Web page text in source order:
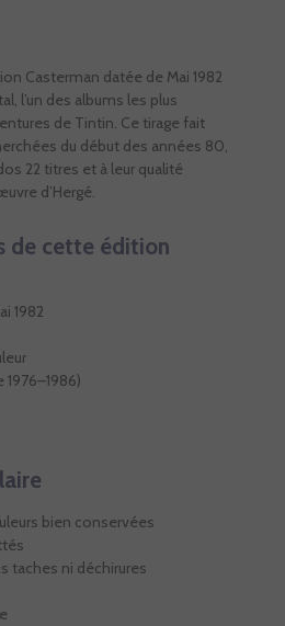
Casterman datée de Mai 1982
l’un des albums les plus
de Tintin. Ce tirage fait
du début des années 80,
22 titres et à leur qualité
d’Hergé.
de cette édition
1982
bien conservées
taches ni déchirures